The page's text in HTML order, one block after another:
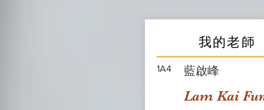
我的老師
1A4 藍啟峰
Lam Kai